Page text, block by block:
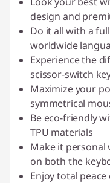
design and
Do it all with a
worldwide
Experience the
scissor-switch
Maximize your
symmetrical
Be eco-friendly
TPU materials
Make it
on both the
Enjoy total